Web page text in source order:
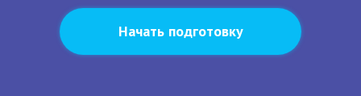
Начать подготовку